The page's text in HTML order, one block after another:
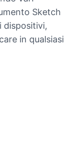
Sketch
dispositivi,
in qualsiasi